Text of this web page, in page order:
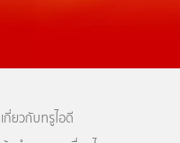
เกี่ยวกับทรูไอดี